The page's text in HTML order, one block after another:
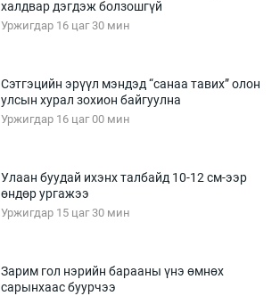
халдвар дэгдэж болзошгүй
Уржигдар 16 цаг 30 мин
Сэтгэцийн эрүүл мэндэд “санаа тавих” олон
улсын хурал зохион байгуулна
Уржигдар 16 цаг 00 мин
Улаан буудай ихэнх талбайд 10-12 см-ээр
өндөр ургажээ
Уржигдар 15 цаг 30 мин
Зарим гол нэрийн барааны үнэ өмнөх
сарынхаас буурчээ